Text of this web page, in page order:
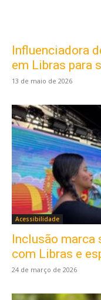
Influenciadora
em Libras para
13 de maio de 2026
Acessibilidade
Inclusão marca
com Libras e
24 de março de 2026